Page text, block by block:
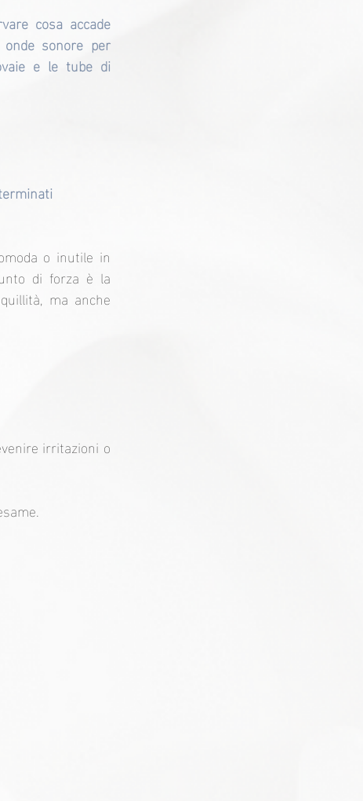
cosa accade
sonore per
e le tube di
o inutile in
di forza è la
ma anche
irritazioni o